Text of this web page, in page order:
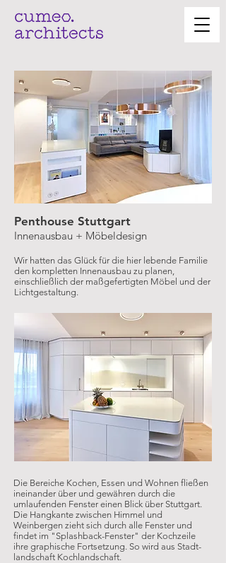
Penthouse Stuttgart
Innenausbau + Möbeldesign
Wir hatten das Glück für die hier lebende Familie
den kompletten Innenausbau zu planen,
einschließlich der maßgefertigten Möbel und der
Lichtgestaltung.
Die Bereiche Kochen, Essen und Wohnen fließen
ineinander über und gewähren durch die
umlaufenden Fenster einen Blick über Stuttgart.
Die Hangkante zwischen Himmel und
Weinbergen zieht sich durch alle Fenster und
findet im "Splashback-Fenster" der Kochzeile
ihre graphische Fortsetzung. So wird aus Stadt-
landschaft Kochlandschaft.